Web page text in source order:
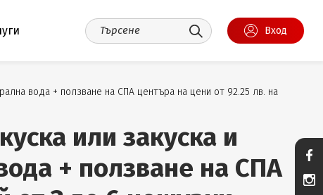
Вход
вода + ползване на СПА центъра на цени от 92.25 лв. на
или закуска и
+ ползване на СПА